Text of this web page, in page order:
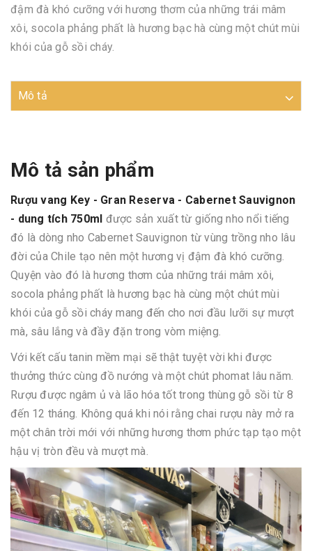
đậm đà khó cưỡng với hương thơm của những trái mâm
xôi, socola phảng phất là hương bạc hà cùng một chút mùi
khói của gỗ sồi cháy.
Mô tả
Mô tả sản phẩm
Rượu vang Key - Gran Reserva - Cabernet Sauvignon
- dung tích 750ml được sản xuất từ giống nho nổi tiếng
đó là dòng nho Cabernet Sauvignon từ vùng trồng nho lâu
đời của Chile tạo nên một hương vị đậm đà khó cưỡng.
Quyện vào đó là hương thơm của những trái mâm xôi,
socola phảng phất là hương bạc hà cùng một chút mùi
khói của gỗ sồi cháy mang đến cho nơi đầu lưỡi sự mượt
mà, sâu lắng và đầy đặn trong vòm miệng.
Với kết cấu tanin mềm mại sẽ thật tuyệt vời khi được
thưởng thức cùng đồ nướng và một chút phomat lâu năm.
Rượu được ngâm ủ và lão hóa tốt trong thùng gỗ sồi từ 8
đến 12 tháng. Không quá khi nói rằng chai rượu này mở ra
một chân trời mới với những hương thơm phức tạp tạo một
hậu vị tròn đều và mượt mà.